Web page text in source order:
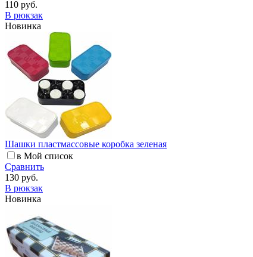
110 руб.
В рюкзак
Новинка
Шашки пластмассовые коробка зеленая
в Мой список
Сравнить
130 руб.
В рюкзак
Новинка